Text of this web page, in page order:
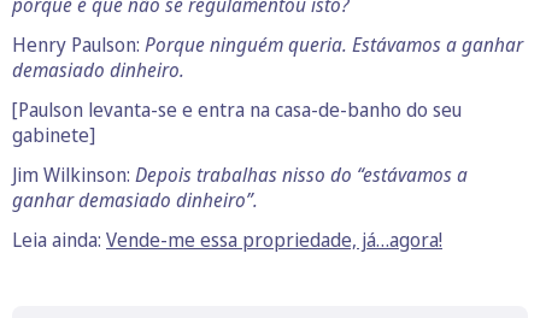
Henry Paulson: Porque ninguém queria. Estávamos a ganhar
demasiado dinheiro.
[Paulson levanta-se e entra na casa-de-banho do seu
gabinete]
Jim Wilkinson: Depois trabalhas nisso do “estávamos a
ganhar demasiado dinheiro”.
Leia ainda: Vende-me essa propriedade, já…agora!